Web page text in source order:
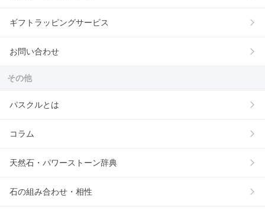
ギフトラッピングサービス
お問い合わせ
その他
パスクルとは
コラム
天然石・パワーストーン辞典
石の組み合わせ・相性